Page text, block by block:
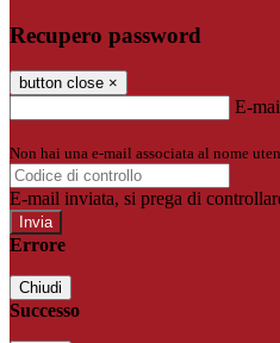
Recupero password
button close ×
E-
Non hai una e-mail associata al nome
E-mail inviata, si prega di
Errore
Chiudi
Successo